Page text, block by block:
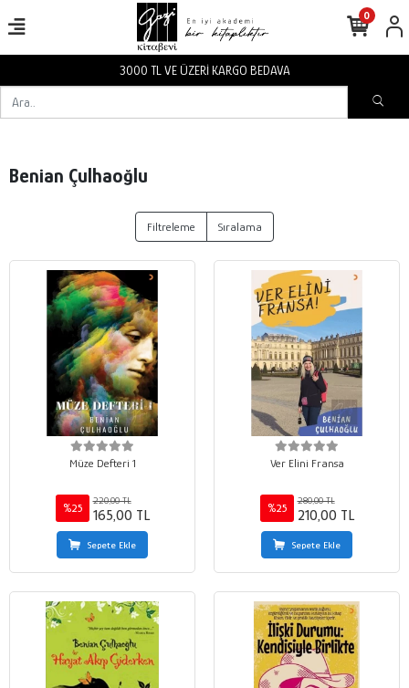
3000 TL VE ÜZERİ KARGO BEDAVA
0
Benian Çulhaoğlu
Filtreleme Sıralama
Müze Defteri 1
%25
220,00 TL
165,00 TL
Sepete Ekle
Ver Elini Fransa
%25
280,00 TL
210,00 TL
Sepete Ekle